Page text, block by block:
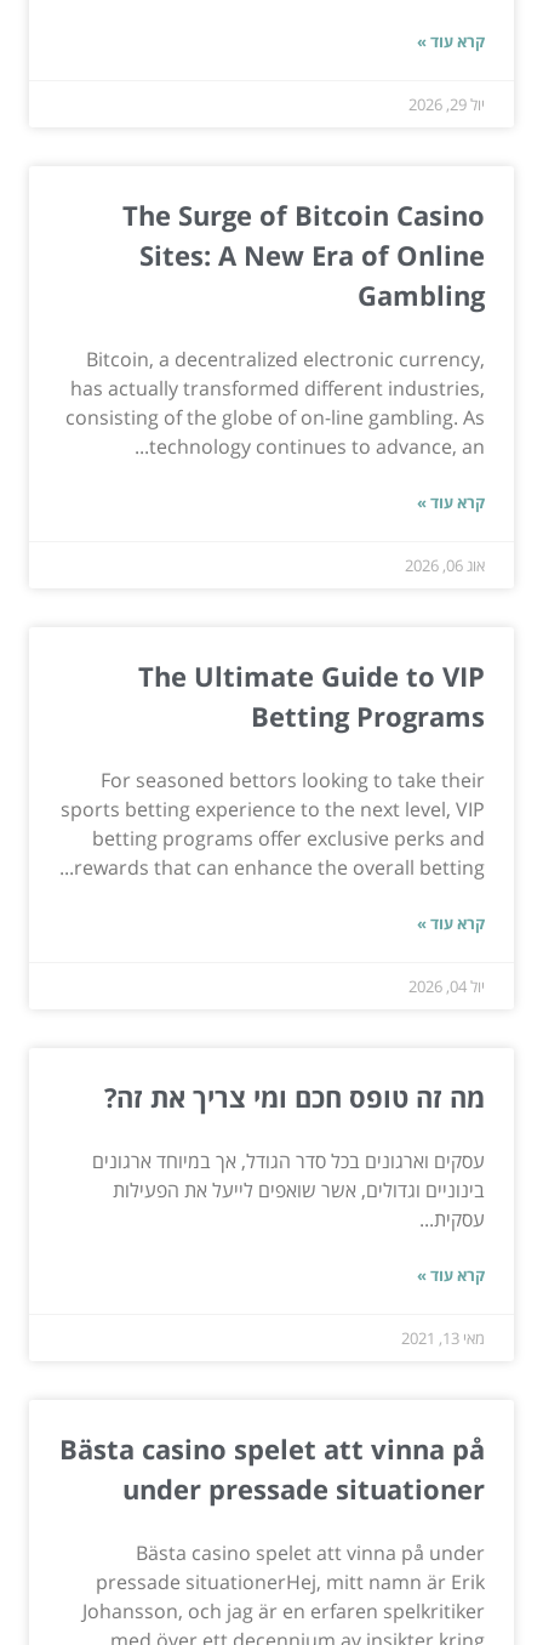
קרא עוד »
יול 29, 2026
The Surge of Bitcoin Casino
Sites: A New Era of Online
Gambling
Bitcoin, a decentralized electronic currency,
has actually transformed different industries,
consisting of the globe of on-line gambling. As
technology continues to advance, an...
קרא עוד »
אוג 06, 2026
The Ultimate Guide to VIP
Betting Programs
For seasoned bettors looking to take their
sports betting experience to the next level, VIP
betting programs offer exclusive perks and
rewards that can enhance the overall betting...
קרא עוד »
יול 04, 2026
מה זה טופס חכם ומי צריך את זה?
עסקים וארגונים בכל סדר הגודל, אך במיוחד ארגונים
בינוניים וגדולים, אשר שואפים לייעל את הפעילות
עסקית...
קרא עוד »
מאי 13, 2021
Bästa casino spelet att vinna på
under pressade situationer
Bästa casino spelet att vinna på under
pressade situationerHej, mitt namn är Erik
Johansson, och jag är en erfaren spelkritiker